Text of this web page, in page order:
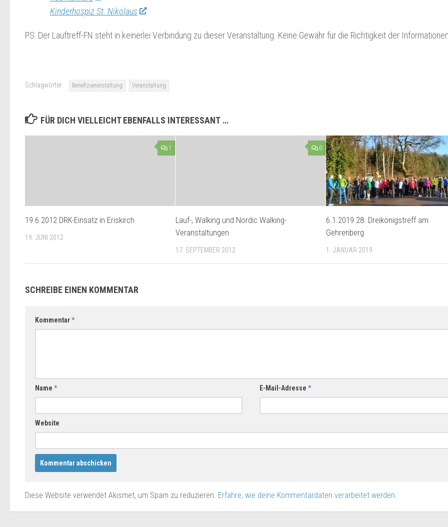
Kinderhospiz St. Nikolaus
PS: Der Lauftreff-FN steht in keinerlei Verbindung zu dieser Veranstaltung. Keine Gewähr für die Richtigkeit der
Schlagwörter: Benefizveranstaltung Veranstaltung
FÜR DICH VIELLEICHT EBENFALLS INTERESSANT …
1
19.6.2012 DRK-Einsatz in Eriskirch
19. JUNI 2012
0
Lauf-, Walking und Nordic Walking-
Veranstaltungen
17. SEPTEMBER 2012
6.1.2019 28. Dreikönigstreff am
Gehrenberg
1. JANUAR 2019
SCHREIBE EINEN KOMMENTAR
Kommentar*
Name * E-Mail-Adresse*
Website
Diese Website verwendet Akismet, um Spam zu reduzieren. Erfahre, wie deine Kommentardaten verarbeitet werden.